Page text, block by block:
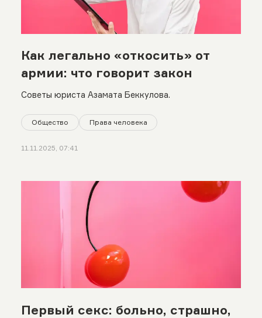
Как легально «откосить» от
армии: что говорит закон
Советы юриста Азамата Беккулова.
Общество Права человека
11.11.2025, 07:41
Первый секс: больно, страшно,